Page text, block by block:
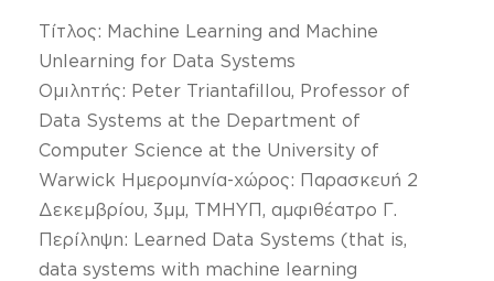
Τίτλος: Machine Learning and Machine
Unlearning for Data Systems
Ομιλητής: Peter Triantafillou, Professor of
Data Systems at the Department of
Computer Science at the University of
Warwick Ημερομηνία-χώρος: Παρασκευή 2
Δεκεμβρίου, 3μμ, ΤΜΗΥΠ, αμφιθέατρο Γ.
Περίληψη: Learned Data Systems (that is,
data systems with machine learning